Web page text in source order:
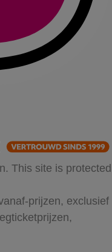
This site is protected
prijzen, exclusief